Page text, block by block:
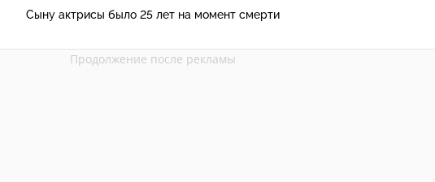
Сыну актрисы было 25 лет на момент смерти